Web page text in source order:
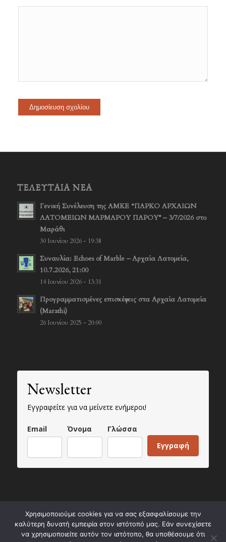
ΤΕΛΕΥΤΑΊΑ ΝΈΑ
Γενική Συνέλευση της ΑΜΚΕ “ΠΑΡΚΟ ΑΡΧΑΙΩΝ
ΛΑΤΟΜΕΙΩΝ ΜΑΡΜΑΡΟΥ ΠΑΡΟΥ” – 3/7/2026 στο
Μαράθι
30 Ιουνίου 2026 - 19:38
Συναυλία: Echoes of Marble – Αρχαία Λατομεία,
10.7.2026, 21:00
14 Ιουνίου 2026 - 13:31
Προγραμματισμένες επισκέψεις στα Αρχαία Λατομεία
(Marathi)
26 Ιουνίου 2025 - 20:00
Newsletter
Εγγραφείτε για να μείνετε ενήμεροι!
Email Όνομα
Γλώσσα
Εγγραφή
© Copyright - Paros Ancient Marble Quarries Park AMKE
Χρησιμοποιούμε cookies για να σας εξασφαλίσουμε την
καλύτερη δυνατή εμπειρία στον ιστότοπό μας. Εάν συνεχίσετε
να χρησιμοποιείτε αυτόν τον ιστότοπο, θα υποθέσουμε ότι